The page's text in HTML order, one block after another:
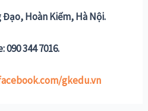
Đạo, Hoàn Kiếm, Hà Nội.
344 7016.
gkedu.vn